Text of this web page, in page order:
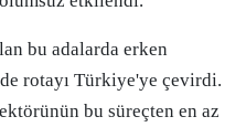
bu adalarda erken
rotayı Türkiye'ye çevirdi.
bu süreçten en az